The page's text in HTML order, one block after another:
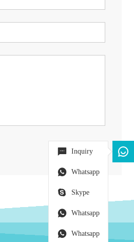
Inquiry
Whatsapp
Skype
Whatsapp
Whatsapp